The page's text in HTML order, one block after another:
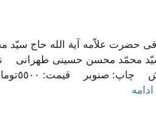
حضرت علاّمه آیة الله حاج سیّد
محمّد محسن حسینی طهرانی
ادامه